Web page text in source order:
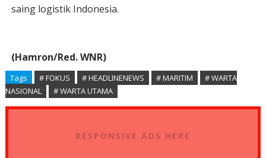
saing logistik Indonesia.
(Hamron/Red. WNR)
Tags # FOKUS # HEADLINENEWS # MARITIM
# WARTA
NASIONAL
# WARTA UTAMA
RESPONSIVE ADS HERE